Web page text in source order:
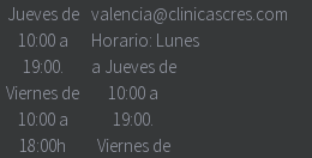
Jueves de
10:00 a
19:00.
Viernes de
10:00 a
18:00h
valencia@clinicascres.com
Horario: Lunes
a Jueves de
10:00 a
19:00.
Viernes de